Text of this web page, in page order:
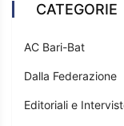
CATEGORIE
AC Bari-Bat
Dalla Federazione
Editoriali e